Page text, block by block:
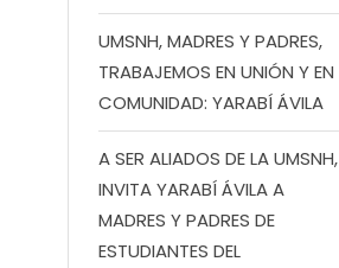
UMSNH, MADRES Y PADRES,
TRABAJEMOS EN UNIÓN Y EN
COMUNIDAD: YARABÍ ÁVILA
A SER ALIADOS DE LA UMSNH,
INVITA YARABÍ ÁVILA A
MADRES Y PADRES DE
ESTUDIANTES DEL